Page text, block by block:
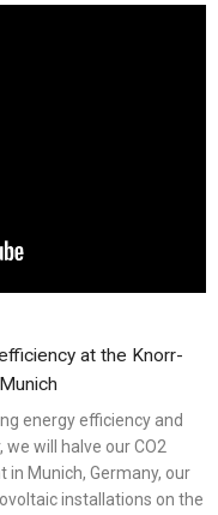
at the Knorr-
energy efficiency and
will halve our CO2
in Munich, Germany, our
installations on the